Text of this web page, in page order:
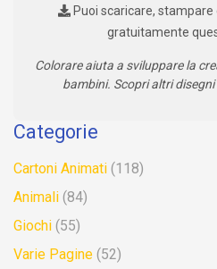
Puoi scaricare,
gratuitamente
Colorare aiuta a sviluppare la
bambini. Scopri altri
Categorie
Cartoni Animati (118)
Animali (84)
Giochi (55)
Varie Pagine (52)